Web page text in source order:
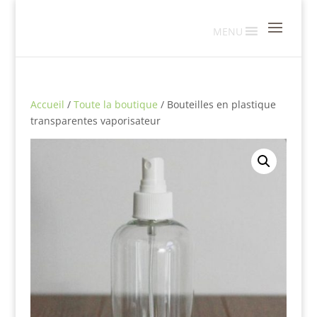
MENU
Accueil / Toute la boutique / Bouteilles en plastique
transparentes vaporisateur